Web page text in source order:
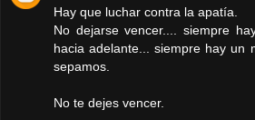
Hay que luchar contra la apatía.
No dejarse vencer.... siempre
hacia adelante... siempre hay un
sepamos.
No te dejes vencer.